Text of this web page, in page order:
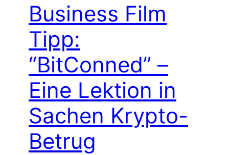
Business Film
Tipp:
“BitConned” –
Eine Lektion in
Sachen Krypto-
Betrug